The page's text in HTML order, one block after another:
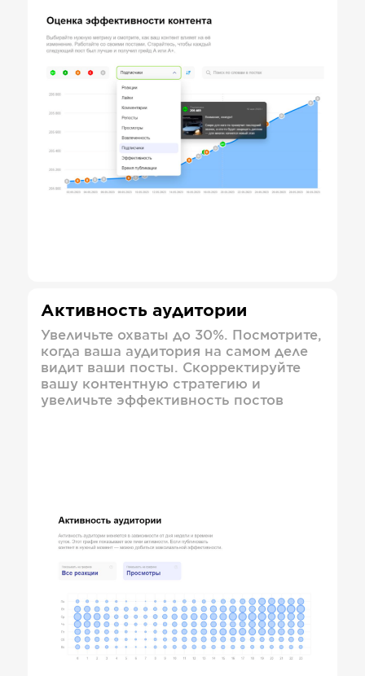
Активность аудитории
Увеличьте охваты до 30%. Посмотрите,
когда ваша аудитория на самом деле
видит ваши посты. Скорректируйте
вашу контентную стратегию и
увеличьте эффективность постов